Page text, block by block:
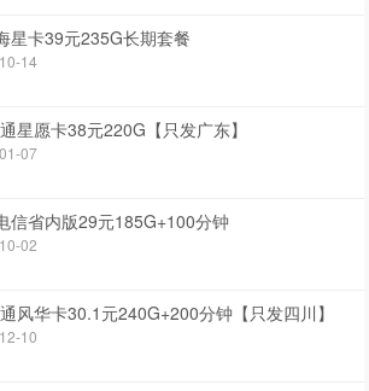
星卡39元235G长期套餐
14
星愿卡38元220G【只发广东】
07
信省内版29元185G+100分钟
02
风华卡30.1元240G+200分钟【只发四川】
10